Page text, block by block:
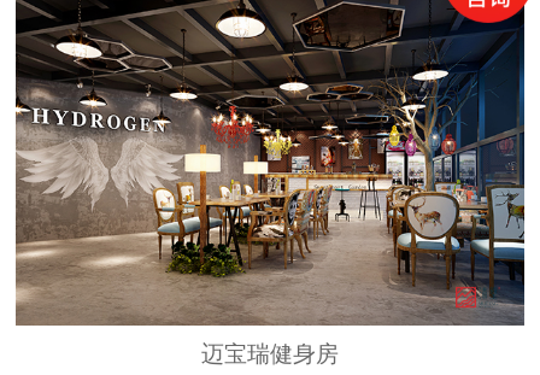
迈宝瑞健身房